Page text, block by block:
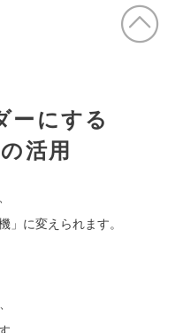
ーにする
活用
」に変えられます。